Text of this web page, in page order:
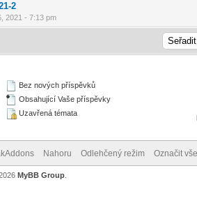
2
2021 - 7:13 pm
- 0 z 5 možných
Bez nových příspěvků
Obsahující Vaše příspěvky
Uzavřená témata
Nahoru Odlehčený režim Označit
MyBB Group